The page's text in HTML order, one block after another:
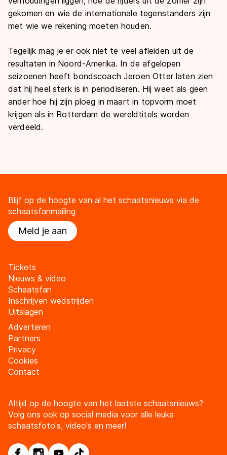
gekomen en wie de internationale tegenstanders zijn
met wie we rekening moeten houden.
Tegelijk mag je er ook niet te veel afleiden uit de
resultaten in Noord-Amerika. In de afgelopen
seizoenen heeft bondscoach Jeroen Otter laten zien
dat hij heel sterk is in periodiseren. Hij weet als geen
ander hoe hij zijn ploeg in maart in topvorm moet
krijgen als in Rotterdam de wereldtitels worden
verdeeld.
Blijf op de hoogte van al het schaatsnieuws via de
schaatsfanmailing
Meld je aan
Tickets
Nieuws & video
Schaatsfan
Inschrijven wedstrijden
Uitslagen
Adverteren
Partners
Privacy
Cookies
Contact
Altijd op de hoogte van het laatste schaatsnieuws?
Volg ons ook op social media voor alle leuke
schaatsfoto's, video's en meer!